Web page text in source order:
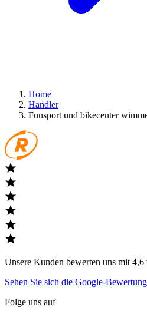
Home
Handler
Funsport und bikecenter
Unsere Kunden bewerten uns mit 4,6
Sehen Sie sich die Google-
Folge uns auf